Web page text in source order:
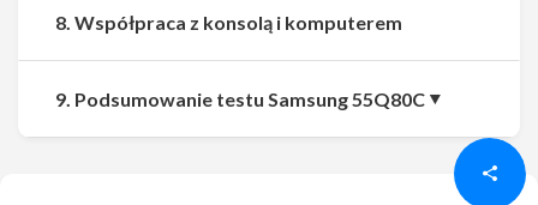
Udostępnij Udostępnij
8. Współpraca z konsolą i komputerem
9. Podsumowanie testu Samsung 55Q80C